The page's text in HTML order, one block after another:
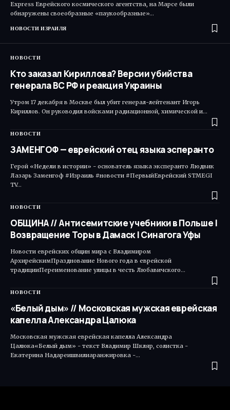
Express Еврейского космического агентства, на Марсе были
обнаружены своеобразные «паукообразные»…
НОВОСТИ ИЗРАИЛЯ
НОВОСТИ
Кто заказал Кириллова? Версии убийства
генерала ВС РФ и реакция Украины
Утром 17 декабря в Москве был убит генерал-лейтенант Игорь
Кириллов. Он руководил войсками радиационной, химической и…
НОВОСТИ
ЗАМЕНГОФ — еврейский отец языка эсперанто
Герой «Недели в истории» - основатель языка эксперанто Людвик
Лазарь Заменгоф #Израиль #новости #ПервыйЕврейский STMEGI
TV…
НОВОСТИ
ОБЩИНА // Антисемитские учебники в Польше |
Возвращение Торы в Дамаск | Синагога Уфы
Новости еврейских общин мира с Владимиром
АрхирейскимПразднование Нового года в еврейской
традицииПереименование улицы в честь Любавичского…
НОВОСТИ
«Белый дым» // Московская мужская еврейская
капелла Александра Цалюка
Московская мужская еврейская капелла Александра
Цалюка«Белый дым» - текст Владимир Шкляр, солистка -
Екатерина Надареишвилиаранжировка -…